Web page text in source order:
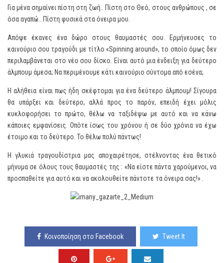
Για μένα σημαίνει πίστη στη ζωή.. Πίστη στο Θεό, στους ανθρώπους , σε
όσα αγαπώ.. Πίστη φυσικά στα όνειρα μου.
Απόψε έκανες ένα δώρο στους θαυμαστές σου. Ερμήνευσες το
καινούριο σου τραγούδι με τίτλο «Spinning around», το οποίο όμως δεν
περιλαμβάνεται στο νέο σου δίσκο. Είναι αυτό μια ένδειξη για δεύτερο
άλμπουμ άμεσα; Να περιμένουμε κάτι καινούριο σύντομα από εσένα;
Η αλήθεια είναι πως ήδη σκέφτομαι για ένα δεύτερο άλμπουμ! Σίγουρα
θα υπάρξει και δεύτερο, αλλά προς το παρόν, επειδή έχει μόλις
κυκλοφορήσει το πρώτο, θέλω να ταξιδέψω με αυτό και να κάνω
κάποιες εμφανίσεις. Οπότε ίσως του χρόνου ή σε δύο χρόνια να έχω
έτοιμο και το δεύτερο. Το θέλω πολύ πάντως!
Η γλυκιά τραγουδίστρια μας αποχαιρέτησε, στέλνοντας ένα θετικό
μήνυμα σε όλους τους θαυμαστές της : «Να είστε πάντα χαρούμενοι, να
προσπαθείτε για αυτό και να ακολουθείτε πάντοτε τα όνειρα σας!» .
Κοινοποίηση στο Facebook Tweet It